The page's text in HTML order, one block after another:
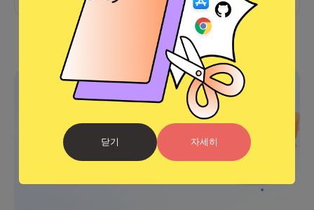
닫기 자세히